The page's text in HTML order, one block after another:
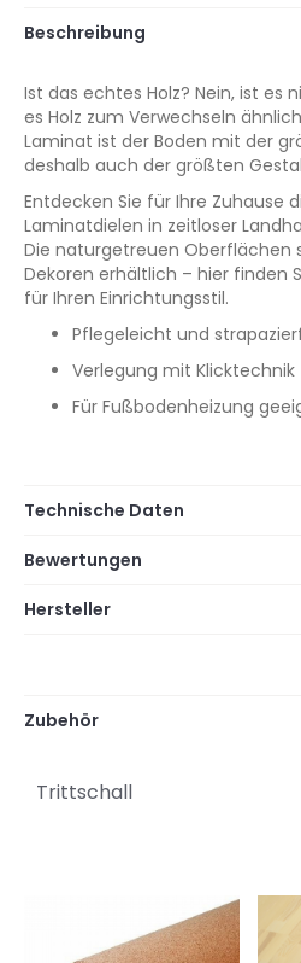
Beschreibung
Ist das echtes Holz? Nein, ist es
es Holz zum Verwechseln
Laminat ist der Boden mit der
deshalb auch der größten
Entdecken Sie für Ihre Zuhause
Laminatdielen in zeitloser
Die naturgetreuen Oberflächen
Dekoren erhältlich – hier finden
für Ihren Einrichtungsstil.
Pflegeleicht und
Verlegung mit Klicktechnik
Für Fußbodenheizung
Technische Daten
Bewertungen
Hersteller
Zubehör
Trittschall